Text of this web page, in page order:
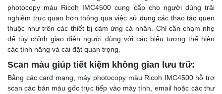
photocopy màu Ricoh IMC4500 cung cấp cho người dùng trải
nghiệm trực quan hơn thông qua việc sử dụng các thao tác quen
thuộc như trên các thiết bị cảm ứng cá nhân. Chỉ cần chạm nhẹ
để tùy chỉnh giao diện người dùng với các biểu tượng thể hiện
các tính năng và cài đặt quan trọng.
Scan màu giúp tiết kiệm không gian lưu trữ:
Bằng các card mạng, máy photocopy màu Ricoh IMC4500 hỗ trợ
scan các bản màu gốc trực tiếp vào máy tính, email hoặc các thư